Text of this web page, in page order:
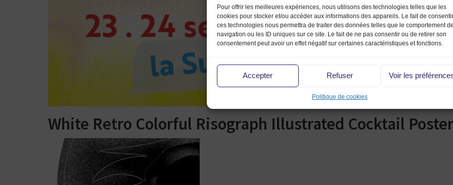
Pour offrir les meilleures expériences, nous utilisons des technologies telles que les
cookies pour stocker et/ou accéder aux informations des appareils. Le fait de
ces technologies nous permettra de traiter des données telles que le comportement de
navigation ou les ID uniques sur ce site. Le fait de ne pas consentir ou de retirer son
consentement peut avoir un effet négatif sur certaines caractéristiques et fonctions.
Accepter Refuser Voir les
Politique de cookies
White Retro Colorful Risograph Illustrated Cocktail Poster